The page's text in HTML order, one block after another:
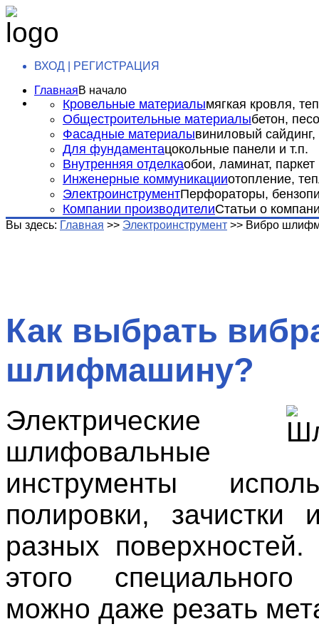
ВХОД | РЕГИСТРАЦИЯ
ГлавнаяВ начало
Кровельные материалымягкая кровля,
Общестроительные материалыбетон,
Фасадные материалывиниловый сайдинг,
Для фундаментацокольные панели и т.п.
Внутренняя отделкаобои, ламинат, паркет
Инженерные коммуникацииотопление,
ЭлектроинструментПерфораторы,
Компании производителиСтатьи о
Вы здесь: Главная >> Электроинструмент >> Вибро
Как выбрать
шлифмашину?
Электрические
шлифовальные
инструменты
полировки,
разных
этого
можно даже резать